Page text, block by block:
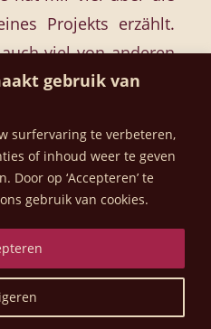
gebruik van
surfervaring te verbeteren,
of inhoud weer te geven
Door op ‘Accepteren’ te
gebruik van cookies.
Projekts erzählt.
viel von anderen
Pinterest gelernt.
Wenn Sie einem
einen Tipp geben
dieser lauten?
zwei Dinge.
gutes Produkt. Ich